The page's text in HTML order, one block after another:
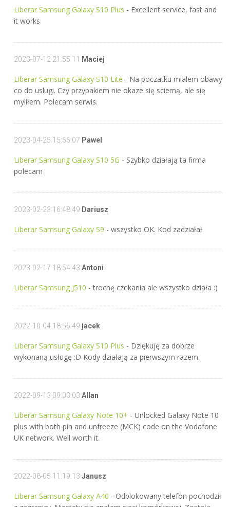
Liberar Samsung Galaxy S10 Plus - Excellent service, fast and
it works
2023-07-12 21:55:11 Maciej
Liberar Samsung Galaxy S10 Lite - Na poczatku mialem obawy
co do uslugi. Czy przypakiem nie okaze się sciemą, ale się
myliłem. Polecam serwis.
2023-04-25 15:55:07 Pawel
Liberar Samsung Galaxy S10 5G - Szybko działają ta firma
polecam
2023-02-23 16:48:49 Dariusz
Liberar Samsung Galaxy S9 - wszystko OK. Kod zadziałał.
2023-02-17 18:54:43 Antoni
Liberar Samsung J510 - trochę czekania ale wszystko działa :)
2022-10-04 18:56:49 jacek
Liberar Samsung Galaxy S10 Plus - Dziękuję za dobrze
wykonaną usługę :D Kody działają za pierwszym razem.
2022-09-13 09:03:03 Allan
Liberar Samsung Galaxy Note 10+ - Unlocked Galaxy Note 10
plus with both pin and unfreeze (MCK) code on the Vodafone
UK network. Well worth it.
2022-08-05 11:19:13 Janusz
Liberar Samsung Galaxy A40 - Odblokowany telefon pochodził